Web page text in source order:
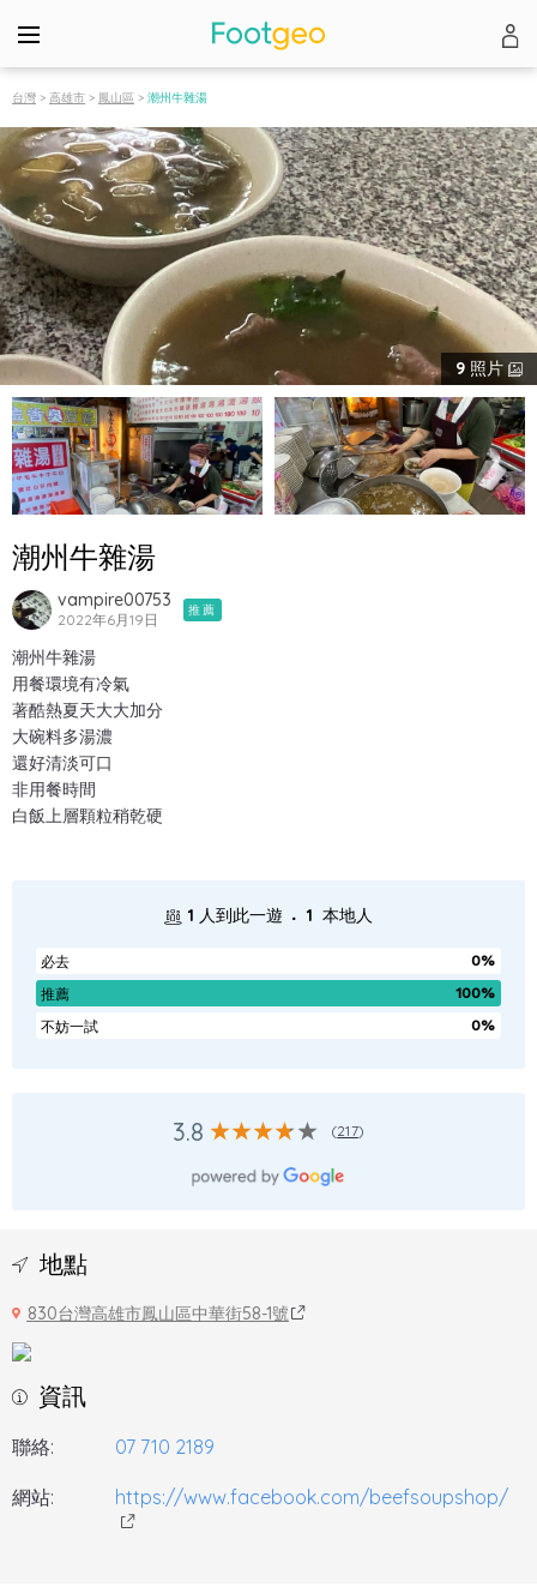
台灣 > 高雄市 > 鳳山區 > 潮州牛雜湯
9 照片
潮州牛雜湯
vampire00753
2022年6月19日
推薦
潮州牛雜湯
用餐環境有冷氣
著酷熱夏天大大加分
大碗料多湯濃
還好清淡可口
非用餐時間
白飯上層顆粒稍乾硬
1 人到此一遊 . 1 本地人
必去
0%
推薦
100%
不妨一試
0%
3.8 (217)
地點
830台灣高雄市鳳山區中華街58-1號
資訊
聯絡: 07 710 2189
網站: https://www.facebook.com/beefsoupshop/